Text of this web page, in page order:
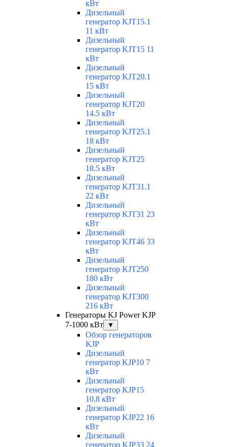
кВт
Дизельный
генератор KJT15.1
11 кВт
Дизельный
генератор KJT15 11
кВт
Дизельный
генератор KJT20.1
15 кВт
Дизельный
генератор KJT20
14.5 кВт
Дизельный
генератор KJT25.1
18 кВт
Дизельный
генератор KJT25
18.5 кВт
Дизельный
генератор KJT31.1
22 кВт
Дизельный
генератор KJT31 23
кВт
Дизельный
генератор KJT46 33
кВт
Дизельный
генератор KJT250
180 кВт
Дизельный
генератор KJT300
216 кВт
Генераторы KJ Power KJP
7-1000 кВт
▼
Обзор генераторов
KJP
Дизельный
генератор KJP10 7
кВт
Дизельный
генератор KJP15
10.8 кВт
Дизельный
генератор KJP22 16
кВт
Дизельный
генератор KJP33 24